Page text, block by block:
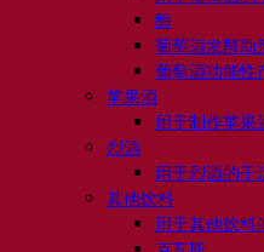
酶
葡萄酒发酵助
葡萄酒功能性
苹果酒
用于制作苹果
烈酒
用于烈酒的干
其他饮料
用于其他饮料